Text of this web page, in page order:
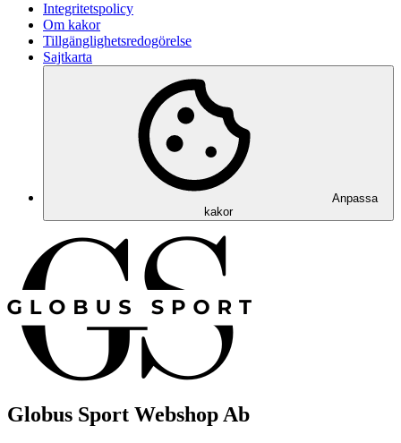
Integritetspolicy
Om kakor
Tillgänglighetsredogörelse
Sajtkarta
Anpassa
kakor
Globus Sport Webshop Ab